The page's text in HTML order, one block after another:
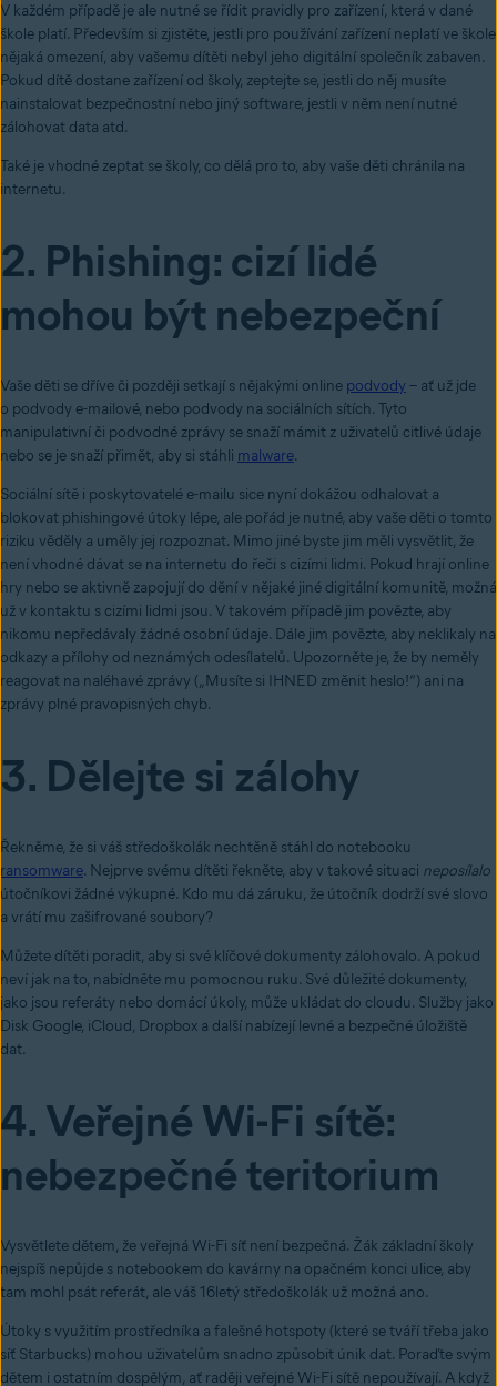
V každém případě je ale nutné se řídit pravidly pro zařízení, která v dané
škole platí. Především si zjistěte, jestli pro používání zařízení neplatí ve škole
nějaká omezení, aby vašemu dítěti nebyl jeho digitální společník zabaven.
Pokud dítě dostane zařízení od školy, zeptejte se, jestli do něj musíte
nainstalovat bezpečnostní nebo jiný software, jestli v něm není nutné
zálohovat data atd.
Také je vhodné zeptat se školy, co dělá pro to, aby vaše děti chránila na
internetu.
2. Phishing: cizí lidé
mohou být nebezpeční
Vaše děti se dříve či později setkají s nějakými online podvody – ať už jde
o podvody e-mailové, nebo podvody na sociálních sítích. Tyto
manipulativní či podvodné zprávy se snaží mámit z uživatelů citlivé údaje
nebo se je snaží přimět, aby si stáhli malware.
Sociální sítě i poskytovatelé e-mailu sice nyní dokážou odhalovat a
blokovat phishingové útoky lépe, ale pořád je nutné, aby vaše děti o tomto
riziku věděly a uměly jej rozpoznat. Mimo jiné byste jim měli vysvětlit, že
není vhodné dávat se na internetu do řeči s cizími lidmi. Pokud hrají online
hry nebo se aktivně zapojují do dění v nějaké jiné digitální komunitě, možná
už v kontaktu s cizími lidmi jsou. V takovém případě jim povězte, aby
nikomu nepředávaly žádné osobní údaje. Dále jim povězte, aby neklikaly na
odkazy a přílohy od neznámých odesílatelů. Upozorněte je, že by neměly
reagovat na naléhavé zprávy („Musíte si IHNED změnit heslo!“) ani na
zprávy plné pravopisných chyb.
3. Dělejte si zálohy
Řekněme, že si váš středoškolák nechtěně stáhl do notebooku
ransomware. Nejprve svému dítěti řekněte, aby v takové situaci neposílalo
útočníkovi žádné výkupné. Kdo mu dá záruku, že útočník dodrží své slovo
a vrátí mu zašifrované soubory?
Můžete dítěti poradit, aby si své klíčové dokumenty zálohovalo. A pokud
neví jak na to, nabídněte mu pomocnou ruku. Své důležité dokumenty,
jako jsou referáty nebo domácí úkoly, může ukládat do cloudu. Služby jako
Disk Google, iCloud, Dropbox a další nabízejí levné a bezpečné úložiště
dat.
4. Veřejné Wi-Fi sítě:
nebezpečné teritorium
Vysvětlete dětem, že veřejná Wi-Fi síť není bezpečná. Žák základní školy
nejspíš nepůjde s notebookem do kavárny na opačném konci ulice, aby
tam mohl psát referát, ale váš 16letý středoškolák už možná ano.
Útoky s využitím prostředníka a falešné hotspoty (které se tváří třeba jako
síť Starbucks) mohou uživatelům snadno způsobit únik dat. Poraďte svým
dětem i ostatním dospělým, ať raději veřejné Wi-Fi sítě nepoužívají. A když